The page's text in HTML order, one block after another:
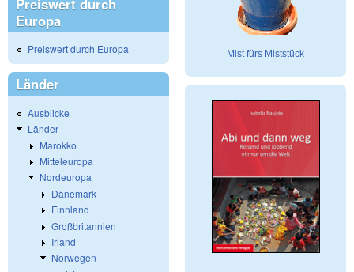
Preiswert durch
Europa
Preiswert durch Europa
Länder
Ausblicke
Länder
Marokko
Mitteleuropa
Nordeuropa
Dänemark
Finnland
Großbritannien
Irland
Norwegen
Mist fürs Miststück